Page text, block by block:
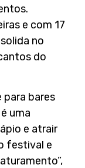
e com 17
no
do
para bares
uma
e atrair
festival e